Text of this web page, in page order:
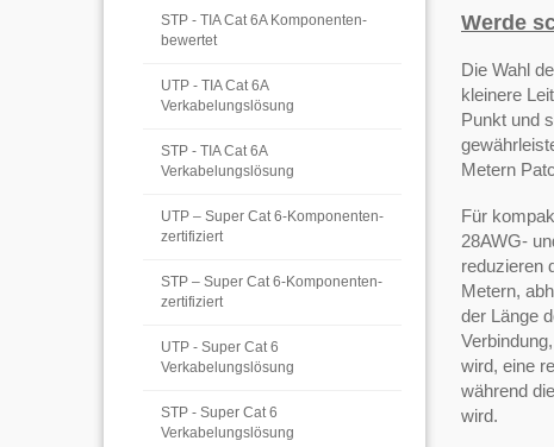
STP - TIA Cat 6A Komponenten-
bewertet
UTP - TIA Cat 6A
Verkabelungslösung
STP - TIA Cat 6A
Verkabelungslösung
UTP – Super Cat 6-Komponenten-
zertifiziert
STP – Super Cat 6-Komponenten-
zertifiziert
UTP - Super Cat 6
Verkabelungslösung
STP - Super Cat 6
Verkabelungslösung
Werde
Die Wahl
kleinere
Punkt und
Metern
Für
28AWG-
reduzieren
Metern,
der Länge
wird, eine
während
wird.